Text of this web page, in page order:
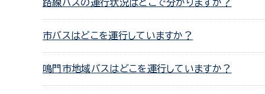
路線バスの運行状況はどこで分かりますか？
市バスはどこを運行していますか？
鳴門市地域バスはどこを運行していますか？